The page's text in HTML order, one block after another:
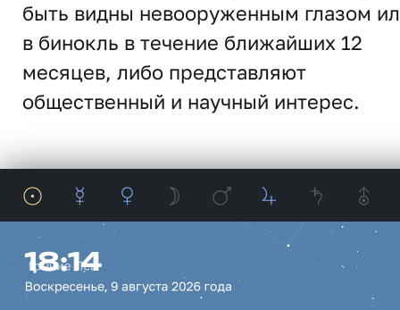
быть видны невооруженным глазом
в бинокль в течение ближайших 12
месяцев, либо представляют
общественный и научный интерес.